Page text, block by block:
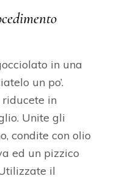
in una
un po’.
in
Unite gli
condite con olio
ed un pizzico
il